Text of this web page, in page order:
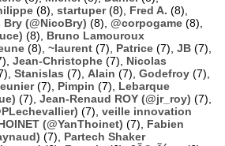
(8), startuper(8), Fred A. (8),
Bry (@NicoBry) (8), @corpogame (8),
(8), Bruno Lamouroux
(8), ~laurent (7), Patrice (7), JB (7),
Jean-Christophe (7), Nicolas
Stanislas (7), Alain (7), Godefroy (7),
(7), Pimpin (7), Lebarque
(7), Jean-Renaud ROY (@jr_roy) (7),
(7), veille innovation
(@YanThoinet) (7), Fabien
(7), Partech Shaker